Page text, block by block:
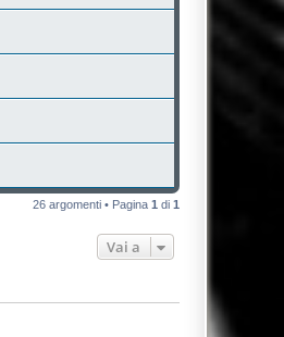
26 argomenti • Pagina 1 di 1
Vai a